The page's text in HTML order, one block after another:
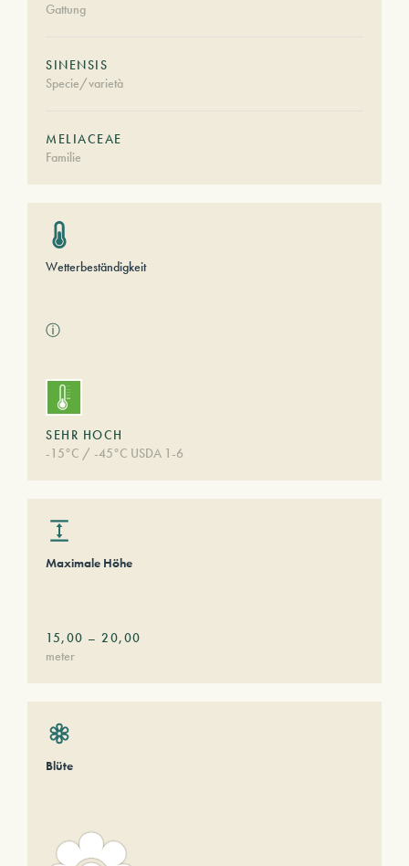
Gattung
SINENSIS
Specie/varietà
MELIACEAE
Familie
Wetterbeständigkeit
ⓘ
SEHR HOCH
-15°C / -45°C USDA 1-6
Maximale Höhe
15,00 – 20,00
meter
Blüte